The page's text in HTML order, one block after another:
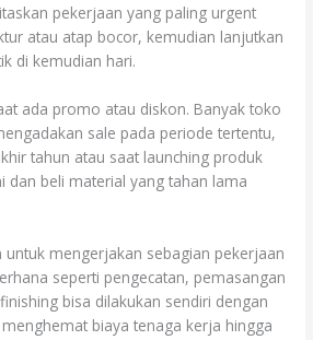
pekerjaan yang paling urgent
atau atap bocor, kemudian lanjutkan
di kemudian hari.
ada promo atau diskon. Banyak toko
sale pada periode tertentu,
tahun atau saat launching produk
dan beli material yang tahan lama
untuk mengerjakan sebagian pekerjaan
seperti pengecatan, pemasangan
bisa dilakukan sendiri dengan
biaya tenaga kerja hingga